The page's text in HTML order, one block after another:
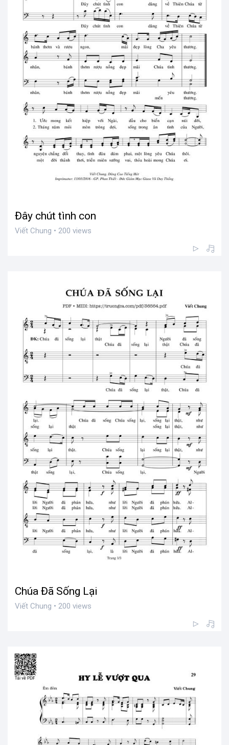
Đây chút tình con
Viết Chung • 200 views
Chúa Đã Sống Lại
Viết Chung • 200 views